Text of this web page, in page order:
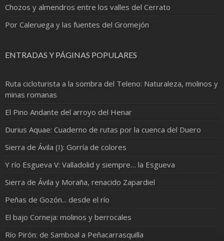
Chozos y almendros entre los valles del Cerrato
Por Caleruega y las fuentes del Gromejón
ENTRADAS Y PÁGINAS POPULARES
Ruta cicloturista a la sombra del Teleno: Naturaleza, molinos y
minas romanas
El Pino Andante del arroyo del Henar
Durius Aquae: Cuaderno de rutas por la cuenca del Duero
Sierra de Ávila (I): Gorría de colores
Y río Esgueva V: Valladolid y siempre… la Esgueva
Sierra de Ávila y Moraña, renacido Zapardiel
Peñas de Gozón... desde el río
El bajo Corneja: molinos y berrocales
Río Pirón: de Samboal a Peñacarrasquilla